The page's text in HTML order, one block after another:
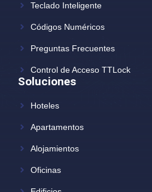
Teclado Inteligente
Códigos Numéricos
Preguntas Frecuentes
Control de Acceso TTLock
Soluciones
Hoteles
Apartamentos
Alojamientos
Oficinas